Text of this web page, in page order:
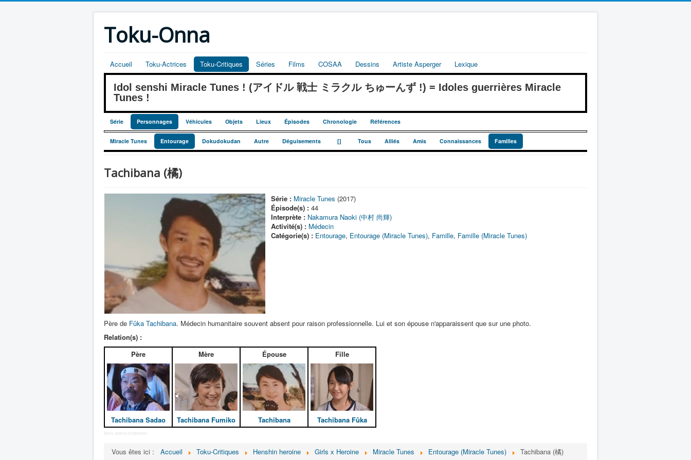
Toku-Onna
Accueil Toku-Actrices Toku-Critiques Séries Films COSAA Dessins Artiste Asperger Lexique
Idol senshi Miracle Tunes ! (アイドル 戦士 ミラクル ちゅーんず !) = Idoles guerrières Miracle
Tunes !
Série Personnages Véhicules Objets Lieux Épisodes Chronologie Références
Miracle Tunes Entourage Dokudokudan Autre Déguisements [] Tous Alliés Amis Connaissances Familles
Tachibana (橘)
Série : Miracle Tunes (2017)
Épisode(s) :44
Interprète : Nakamura Naoki (中村 尚輝)
Activité(s) : Médecin
Catégorie(s) : Entourage, Entourage (Miracle Tunes), Famille, Famille (Miracle Tunes)
Père de Fûka Tachibana. Médecin humanitaire souvent absent pour raison professionnelle. Lui et son épouse n'apparaissent que sur une photo.
Relation(s) :
Père
Tachibana Sadao
Mère
Tachibana Fumiko
Épouse
Tachibana
Fille
Tachibana Fûka
More Joomla Extensions
Vous êtes ici : Accueil Toku-Critiques Henshin heroine Girls x Heroine Miracle Tunes Entourage (Miracle Tunes) Tachibana (橘)